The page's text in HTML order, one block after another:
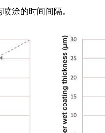
涂的时间间隔。